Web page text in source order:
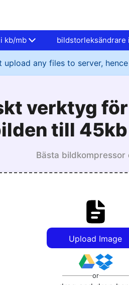
kb/mb bildstorleksändrare
upload any files to server,
verktyg
till
Bästa bildkompressor
Upload Image
or